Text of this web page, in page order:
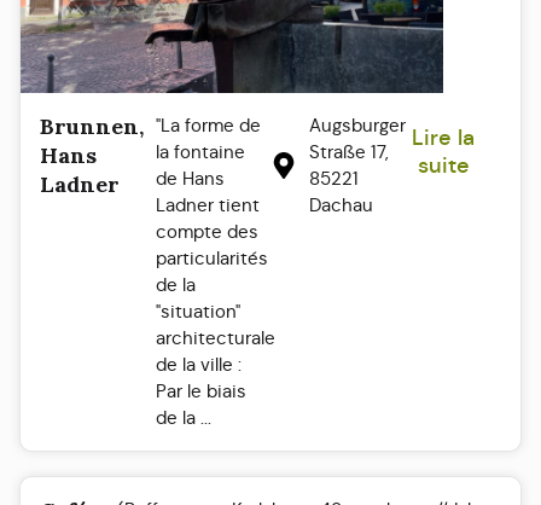
Brunnen,
Hans
Ladner
"La forme de
la fontaine
de Hans
Ladner tient
compte des
particularités
de la
"situation"
architecturale
de la ville :
Par le biais
de la ...
Augsburger
Straße 17,
85221
Dachau
Lire la
suite